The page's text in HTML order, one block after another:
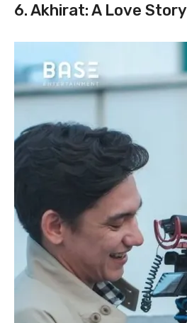
6. Akhirat: A Love Story